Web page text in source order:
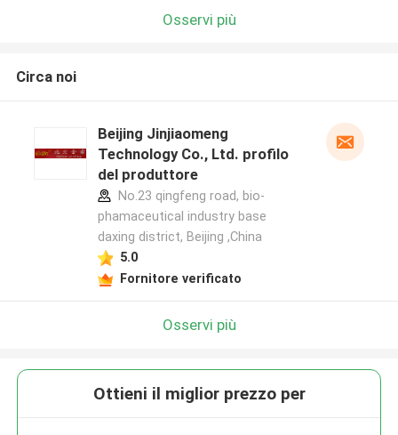
Osservi più
Circa noi
Beijing Jinjiaomeng
Technology Co., Ltd. profilo
del produttore
No.23 qingfeng road, bio-
phamaceutical industry base
daxing district, Beijing ,China
5.0
Fornitore verificato
Osservi più
Ottieni il miglior prezzo per